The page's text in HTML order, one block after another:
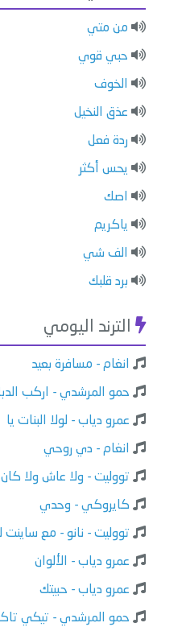
من متي
حبي قوي
الخوف
عذق النخيل
ردة فعل
يحس أكثر
اصك
ياكريم
الف شي
برد قلبك
الترند اليومي
انغام - مسافرة بعيد
حمو المرشدي - اركب
عمرو دياب - لولا البنات يا
انغام - دي روحي
تووليت - ولا عاش ولا كان
كايروكي - وحدي
تووليت - نانو - مع ساينت
عمرو دياب - الألوان
عمرو دياب - حبيتك
حمو المرشدي - تيكي